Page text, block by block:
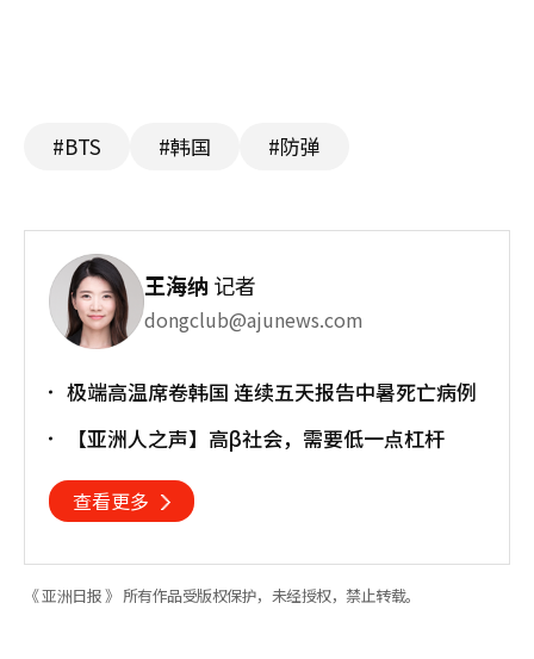
#BTS #韩国 #防弹
王海纳 记者
dongclub@ajunews.com
极端高温席卷韩国 连续五天报告中暑死亡病例
【亚洲人之声】高β社会，需要低一点杠杆
查看更多
《 亚洲日报 》 所有作品受版权保护，未经授权，禁止转载。